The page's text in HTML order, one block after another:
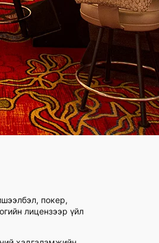
покер,
лицензээр үйл